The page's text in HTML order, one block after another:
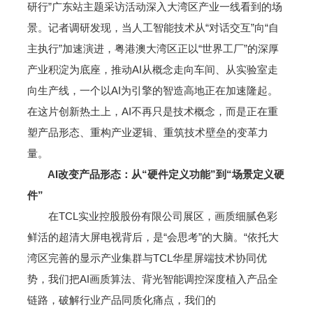
研行”广东站主题采访活动深入大湾区产业一线看到的场
景。记者调研发现，当人工智能技术从“对话交互”向“自
主执行”加速演进，粤港澳大湾区正以“世界工厂”的深厚
产业积淀为底座，推动AI从概念走向车间、从实验室走
向生产线，一个以AI为引擎的智造高地正在加速隆起。
在这片创新热土上，AI不再只是技术概念，而是正在重
塑产品形态、重构产业逻辑、重筑技术壁垒的变革力
量。
AI改变产品形态：从“硬件定义功能”到“场景定义硬
件”
在TCL实业控股股份有限公司展区，画质细腻色彩
鲜活的超清大屏电视背后，是“会思考”的大脑。“依托大
湾区完善的显示产业集群与TCL华星屏端技术协同优
势，我们把AI画质算法、背光智能调控深度植入产品全
链路，破解行业产品同质化痛点，我们的